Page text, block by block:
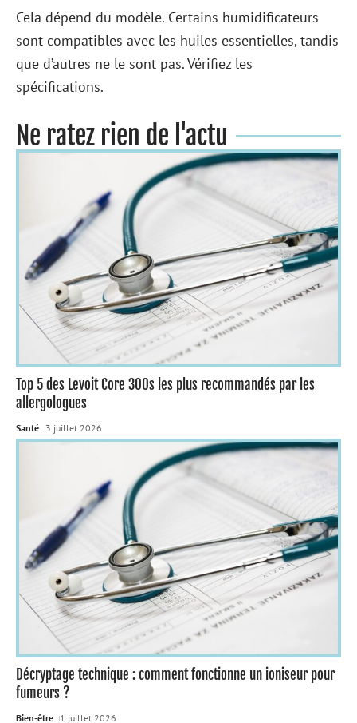
Cela dépend du modèle. Certains humidificateurs
sont compatibles avec les huiles essentielles, tandis
que d’autres ne le sont pas. Vérifiez les
spécifications.
Ne ratez rien de l'actu
Top 5 des Levoit Core 300s les plus recommandés par les
allergologues
Santé 3 juillet 2026
Décryptage technique : comment fonctionne un ioniseur pour
fumeurs ?
Bien-être 1 juillet 2026